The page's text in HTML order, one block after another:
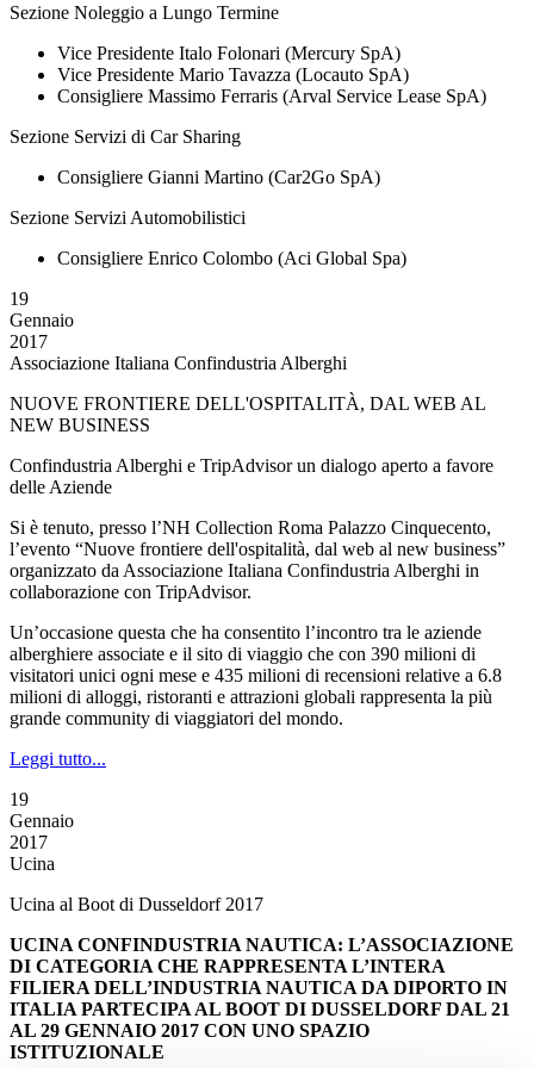
Sezione Noleggio a Lungo Termine
Vice Presidente Italo Folonari (Mercury SpA)
Vice Presidente Mario Tavazza (Locauto SpA)
Consigliere Massimo Ferraris (Arval Service Lease SpA)
Sezione Servizi di Car Sharing
Consigliere Gianni Martino (Car2Go SpA)
Sezione Servizi Automobilistici
Consigliere Enrico Colombo (Aci Global Spa)
19
Gennaio
2017
Associazione Italiana Confindustria Alberghi
NUOVE FRONTIERE DELL'OSPITALITÀ, DAL WEB AL
NEW BUSINESS
Confindustria Alberghi e TripAdvisor un dialogo aperto a favore
delle Aziende
Si è tenuto, presso l’NH Collection Roma Palazzo Cinquecento,
l’evento “Nuove frontiere dell'ospitalità, dal web al new business”
organizzato da Associazione Italiana Confindustria Alberghi in
collaborazione con TripAdvisor.
Un’occasione questa che ha consentito l’incontro tra le aziende
alberghiere associate e il sito di viaggio che con 390 milioni di
visitatori unici ogni mese e 435 milioni di recensioni relative a 6.8
milioni di alloggi, ristoranti e attrazioni globali rappresenta la più
grande community di viaggiatori del mondo.
Leggi tutto...
19
Gennaio
2017
Ucina
Ucina al Boot di Dusseldorf 2017
UCINA CONFINDUSTRIA NAUTICA: L’ASSOCIAZIONE
DI CATEGORIA CHE RAPPRESENTA L’INTERA
FILIERA DELL’INDUSTRIA NAUTICA DA DIPORTO IN
ITALIA PARTECIPA AL BOOT DI DUSSELDORF DAL 21
AL 29 GENNAIO 2017 CON UNO SPAZIO
ISTITUZIONALE